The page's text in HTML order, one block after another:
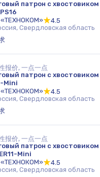
патрон с
4.5
Свердловская область
报价, 一点一点
патрон с
Mini
4.5
Свердловская область
报价, 一点一点
патрон с
Mini
4.5
Свердловская область